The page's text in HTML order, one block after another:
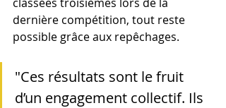
dernière compétition, tout reste
possible grâce aux repêchages.
"Ces résultats sont le fruit
d’un engagement collectif. Ils